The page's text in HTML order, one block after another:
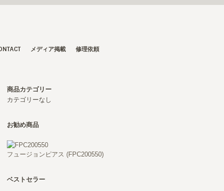
メディア掲載 修理依頼
商品カテゴリー
カテゴリーなし
お勧め商品
フュージョンピアス (FPC200550)
ベストセラー